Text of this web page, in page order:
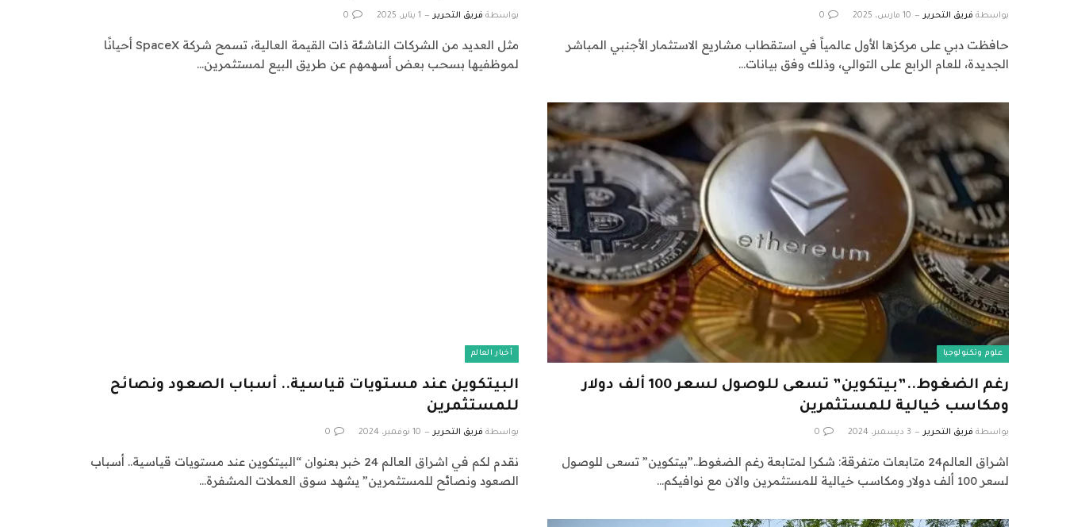
بواسطة فريق التحرير 10 مارس، 2025 0
حافظت دبي على مركزها الأول عالمياً في استقطاب مشاريع الاستثمار الأجنبي المباشر
الجديدة، للعام الرابع على التوالي، وذلك وفق بيانات…
بواسطة فريق التحرير 1 يناير، 2025 0
مثل العديد من الشركات الناشئة ذات القيمة العالية، تسمح شركة SpaceX أحيانًا
لموظفيها بسحب بعض أسهمهم عن طريق البيع لمستثمرين…
علوم وتكنولوجيا
رغم الضغوط..”بيتكوين” تسعى للوصول لسعر 100 ألف دولار
ومكاسب خيالية للمستثمرين
بواسطة فريق التحرير 3 ديسمبر، 2024 0
اشراق العالم24 متابعات متفرقة: شكرا لمتابعة رغم الضغوط..”بيتكوين” تسعى للوصول
لسعر 100 ألف دولار ومكاسب خيالية للمستثمرين والان مع نوافيكم…
أخبار العالم
البيتكوين عند مستويات قياسية.. أسباب الصعود ونصائح
للمستثمرين
بواسطة فريق التحرير 10 نوفمبر، 2024 0
نقدم لكم في اشراق العالم 24 خبر بعنوان “البيتكوين عند مستويات قياسية.. أسباب
الصعود ونصائح للمستثمرين” يشهد سوق العملات المشفرة…